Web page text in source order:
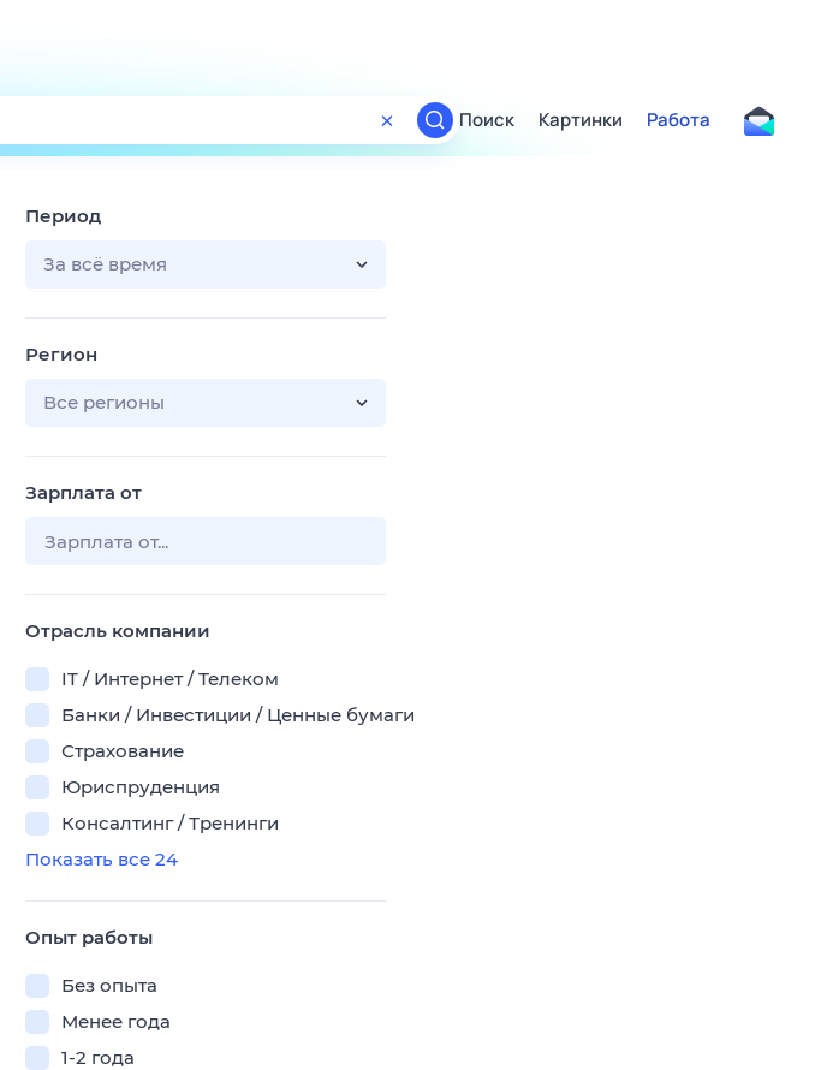
Поиск
ТВ-программа
Поиск Картинки Работа
Период
За всё время
Регион
Все регионы
Зарплата от
Отрасль компании
IT / Интернет / Телеком
Банки / Инвестиции / Ценные бумаги
Страхование
Юриспруденция
Консалтинг / Тренинги
Показать все 24
Опыт работы
Без опыта
Менее года
1-2 года